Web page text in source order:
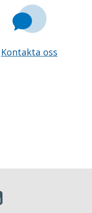
Kontakta oss